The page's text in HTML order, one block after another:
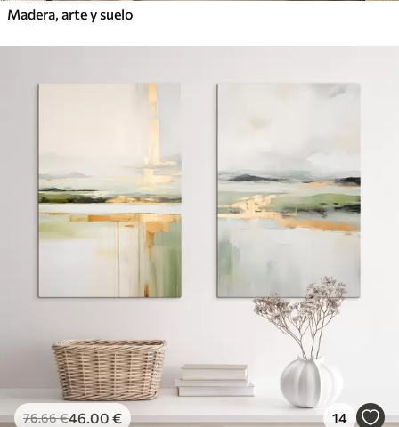
Madera, arte y suelo
76.66€46.00 € 14